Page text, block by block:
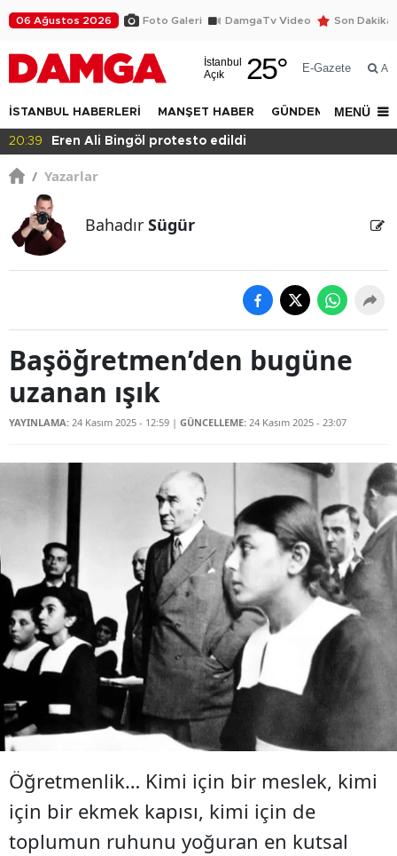
06 Ağustos 2026 Foto Galeri DamgaTv Video Son Dakika
İstanbul
Açık
25° E-Gazete Ara
İSTANBUL HABERLERİ MANŞET HABER GÜNDEM DÜNYA
MENÜ
20:36 Eğitimde haksızlık!
/ Yazarlar
Bahadır Sügür
Başöğretmen’den bugüne
uzanan ışık
YAYINLAMA: 24 Kasım 2025 - 12:59 | GÜNCELLEME: 24 Kasım 2025 - 23:07
Öğretmenlik… Kimi için bir meslek, kimi
için bir ekmek kapısı, kimi için de
toplumun ruhunu yoğuran en kutsal